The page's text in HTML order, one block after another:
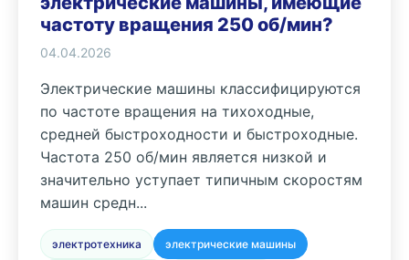
частоту вращения 250 об/мин?
04.04.2026
Электрические машины классифицируются
по частоте вращения на тихоходные,
средней быстроходности и быстроходные.
Частота 250 об/мин является низкой и
значительно уступает типичным скоростям
машин средн...
электротехника электрические машины